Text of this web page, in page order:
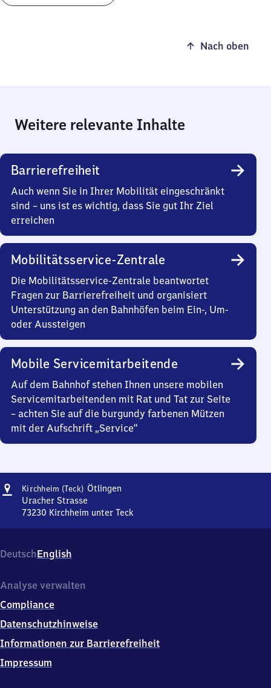
Nach oben
Weitere relevante Inhalte
Barrierefreiheit
Auch wenn Sie in Ihrer Mobilität eingeschränkt
sind – uns ist es wichtig, dass Sie gut Ihr Ziel
erreichen
Mobilitätsservice-Zentrale
Die Mobilitätsservice-Zentrale beantwortet
Fragen zur Barrierefreiheit und organisiert
Unterstützung an den Bahnhöfen beim Ein-, Um-
oder Aussteigen
Mobile Servicemitarbeitende
Auf dem Bahnhof stehen Ihnen unsere mobilen
Servicemitarbeitenden mit Rat und Tat zur Seite
– achten Sie auf die burgundy farbenen Mützen
mit der Aufschrift „Service“
Adresse
Kirchheim (Teck) Ötlingen
Ötlingen
Uracher Strasse
73230 Kirchheim unter Teck
Ötlingen,
Uracher
7
2
3
Kirchheim
unter
Teck
DeutschEnglish
Analyse verwalten
Compliance
Datenschutzhinweise
Informationen zur Barrierefreiheit
Impressum